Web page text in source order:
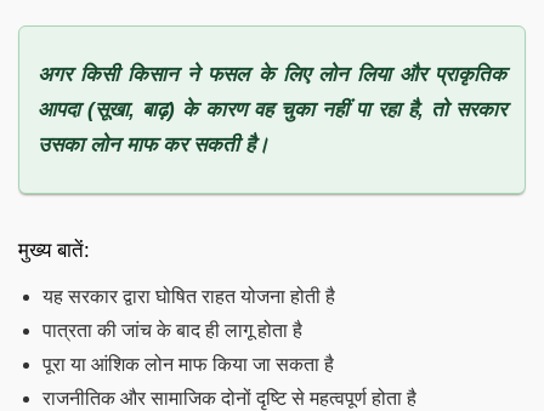
अगर किसी किसान ने फसल के लिए लोन लिया और प्राकृतिक
आपदा (सूखा, बाढ़) के कारण वह चुका नहीं पा रहा है, तो सरकार
उसका लोन माफ कर सकती है।
मुख्य बातें:
यह सरकार द्वारा घोषित राहत योजना होती है
पात्रता की जांच के बाद ही लागू होता है
पूरा या आंशिक लोन माफ किया जा सकता है
राजनीतिक और सामाजिक दोनों दृष्टि से महत्वपूर्ण होता है